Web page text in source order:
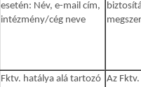
esetén: Név, e-mail cím,
intézmény/cég neve
Fktv. hatálya alá tartozó Az